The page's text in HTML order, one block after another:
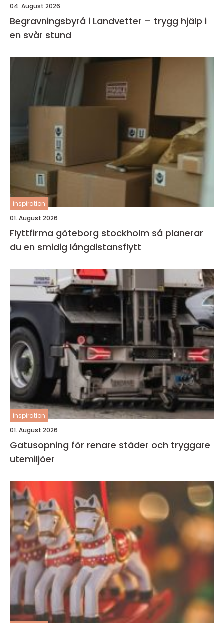
04. August 2026
Begravningsbyrå i Landvetter – trygg hjälp i
en svår stund
inspiration
01. August 2026
Flyttfirma göteborg stockholm så planerar
du en smidig långdistansflytt
inspiration
01. August 2026
Gatusopning för renare städer och tryggare
utemiljöer